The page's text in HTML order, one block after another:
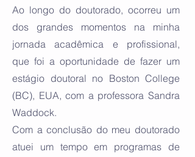
Ao longo do doutorado, ocorreu um
dos grandes momentos na minha
jornada acadêmica e profissional,
que foi a oportunidade de fazer um
estágio doutoral no Boston College
(BC), EUA, com a professora Sandra
Waddock.
Com a conclusão do meu doutorado
atuei um tempo em programas de